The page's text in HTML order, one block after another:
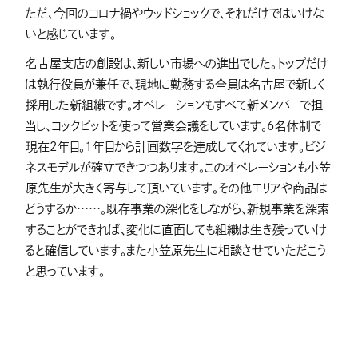
ただ、今回のコロナ禍やウッドショックで、それだけではいけな
いと感じています。
名古屋支店の創設は、新しい市場への進出でした。トップだけ
は執行役員が兼任で、現地に勤務する全員は名古屋で新しく
採用した新組織です。オペレーションもすべて新メンバーで担
当し、コックピットを使って営業会議をしています。6名体制で
現在2年目。1年目から計画数字を達成してくれています。ビジ
ネスモデルが確立できつつあります。このオペレーションも小笠
原先生が大きく寄与して頂いています。その他エリアや商品は
どうするか……。既存事業の深化をしながら、新規事業を深索
することができれば、変化に直面しても組織は生き残っていけ
ると確信しています。また小笠原先生に相談させていただこう
と思っています。